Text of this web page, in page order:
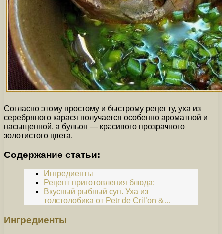
Согласно этому простому и быстрому рецепту, уха из
серебряного карася получается особенно ароматной и
насыщенной, а бульон — красивого прозрачного
золотистого цвета.
Содержание статьи:
Ингредиенты
Рецепт приготовления блюда:
Вкусный рыбный суп. Уха из
толстолобика от Petr de Cril’on &…
Ингредиенты